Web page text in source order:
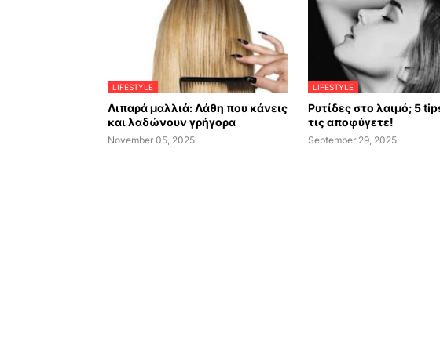
LIFESTYLE
Λιπαρά μαλλιά: Λάθη που κάνεις
και λαδώνουν γρήγορα
November 05, 2025
LIFESTYLE
Ρυτίδες στο λαιμό; 5
τις αποφύγετε!
September 29, 2025